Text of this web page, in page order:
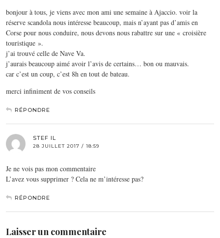
bonjour à tous, je viens avec mon ami une semaine à Ajaccio. voir la
réserve scandola nous intéresse beaucoup, mais n’ayant pas d’amis en
Corse pour nous conduire, nous devons nous rabattre sur une « croisière
touristique ».
j’ai trouvé celle de Nave Va.
j’aurais beaucoup aimé avoir l’avis de certains… bon ou mauvais.
car c’est un coup, c’est 8h en tout de bateau.
merci infiniment de vos conseils
RÉPONDRE
STEF IL
28 JUILLET 2017 / 18:59
Je ne vois pas mon commentaire
L’avez vous supprimer ? Cela ne m’intéresse pas?
RÉPONDRE
Laisser un commentaire